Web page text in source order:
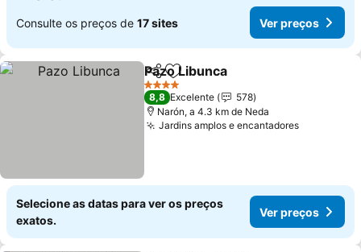
Consulte os preços de 17 sites Ver preços
PartilharAdicionar aos favoritos
Pazo Libunca
4 Estrelas
8,8 Excelente
578
Narón, a 4.3 km de Neda
Jardins amplos e encantadoresVer
Selecione as datas para ver os preços
exatos.
Ver preços